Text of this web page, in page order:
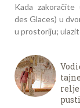
Kada zakoračite
des Glaces) u
u prostoriju;